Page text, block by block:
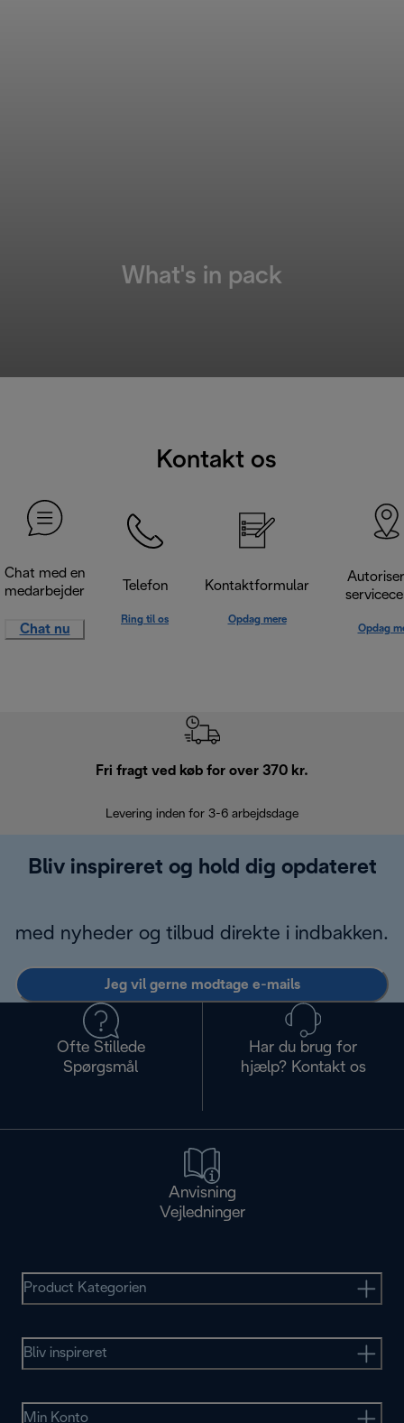
What's in pack
Kontakt os
Chat med en
medarbejder
Chat nu
Telefon
Ring til os
Kontaktformular
Opdag mere
Opdag
Fri fragt ved køb for over 370 kr.
Levering inden for 3-6 arbejdsdage
Bliv inspireret og hold dig opdateret
med nyheder og tilbud direkte i indbakken.
Jeg vil gerne modtage e-mails
Ofte Stillede
Spørgsmål
Har du brug for
hjælp? Kontakt os
Anvisning
Vejledninger
Product Kategorien
Bliv inspireret
Min Konto